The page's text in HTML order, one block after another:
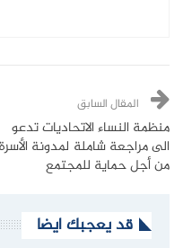
المقال السابق
منظمة النساء الاتحاديات تدعو
الى مراجعة شاملة لمدونة الأسرة
من أجل حماية للمجتمع
قد يعجبك ايضا